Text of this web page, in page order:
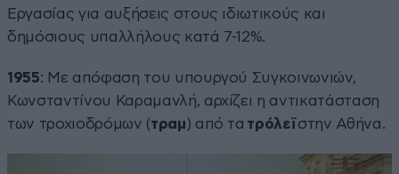
Εργασίας για αυξήσεις στους ιδιωτικούς και
δημόσιους υπαλλήλους κατά 7-12%.
1955: Με απόφαση του υπουργού Συγκοινωνιών,
Κωνσταντίνου Καραμανλή, αρχίζει η αντικατάσταση
των τροχιοδρόμων (τραμ) από τα τρόλεϊστην Αθήνα.